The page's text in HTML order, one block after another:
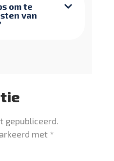
om te
van
gepubliceerd.
met *